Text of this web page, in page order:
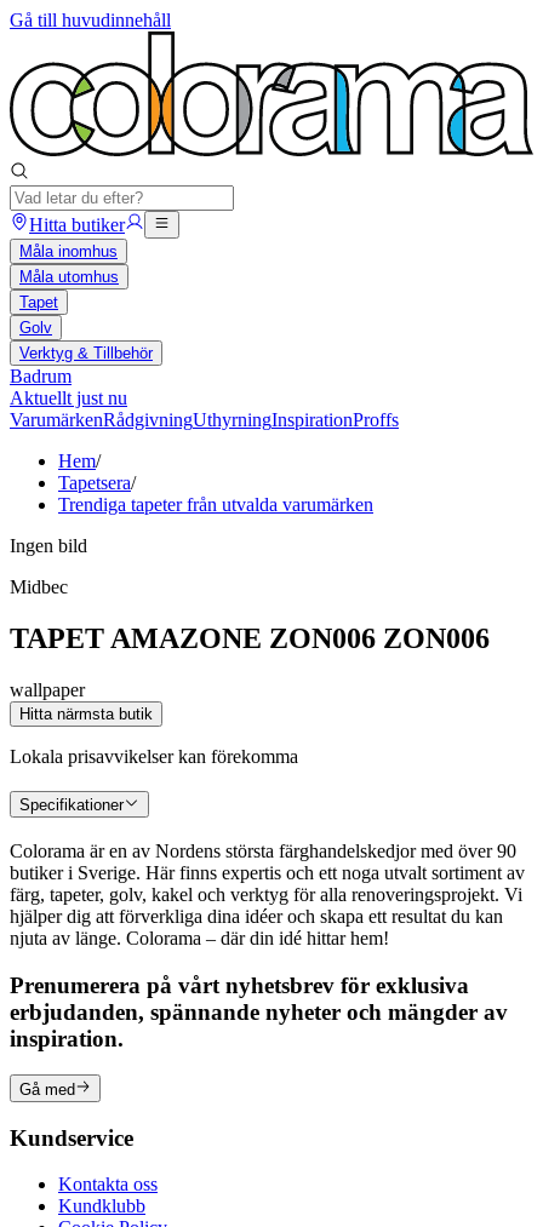
Gå till huvudinnehåll
Hitta butiker
Måla inomhus
Måla utomhus
Tapet
Golv
Verktyg & Tillbehör
Badrum
Aktuellt just nu
VarumärkenRådgivningUthyrningInspirationProffs
Hem/
Tapetsera/
Trendiga tapeter från utvalda varumärken
Ingen bild
Midbec
TAPET AMAZONE ZON006 ZON006
wallpaper
Hitta närmsta butik
Lokala prisavvikelser kan förekomma
Specifikationer
Colorama är en av Nordens största färghandelskedjor med över 90
butiker i Sverige. Här finns expertis och ett noga utvalt sortiment av
färg, tapeter, golv, kakel och verktyg för alla renoveringsprojekt. Vi
hjälper dig att förverkliga dina idéer och skapa ett resultat du kan
njuta av länge. Colorama – där din idé hittar hem!
Prenumerera på vårt nyhetsbrev för exklusiva
erbjudanden, spännande nyheter och mängder av
inspiration.
Gå med
Kundservice
Kontakta oss
Kundklubb